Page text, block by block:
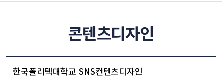
콘텐츠디자인
한국폴리텍대학교 SNS컨텐츠디자인